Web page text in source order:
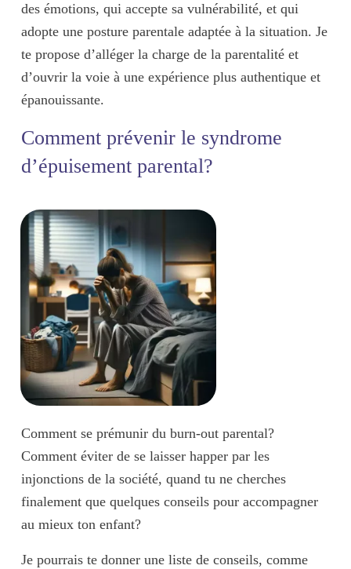
des émotions, qui accepte sa vulnérabilité, et qui
adopte une posture parentale adaptée à la situation. Je
te propose d’alléger la charge de la parentalité et
d’ouvrir la voie à une expérience plus authentique et
épanouissante.
Comment prévenir le syndrome
d’épuisement parental?
Comment se prémunir du burn-out parental?
Comment éviter de se laisser happer par les
injonctions de la société, quand tu ne cherches
finalement que quelques conseils pour accompagner
au mieux ton enfant?
Je pourrais te donner une liste de conseils, comme